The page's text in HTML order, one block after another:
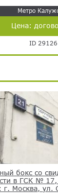
Метро
Цена:
ID 29126
бокс со
в ГСК №
г. Москва, ул.